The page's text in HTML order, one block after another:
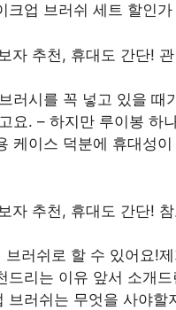
크업 브러쉬 세트 할인
러시를 꼭 넣고 있을 때
요. – 하지만 루이봉 하
케이스 덕분에 휴대성
러쉬로 할 수 있어요!
리는 이유 앞서 소개
러쉬는 무엇을 사야할